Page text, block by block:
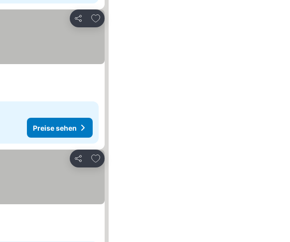
Teilen
Zu Favoriten hinzufügen
Preise sehen
Teilen
Zu Favoriten hinzufügen